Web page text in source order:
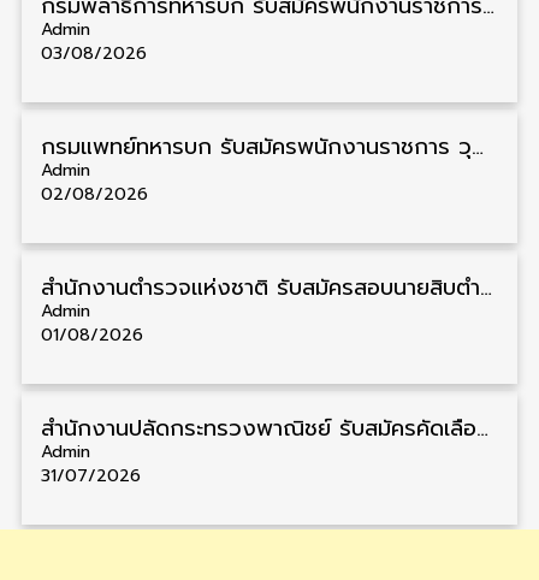
Admin
03/08/2026
กรมแพทย์ทหารบก รับสมัครพนักงานราชการ วุฒิ ม.3/ม.6/ปวช./ปวท./ปวส. 6 อัตรา รับสมัคร 3 – 7 สิงหาคม
Admin
02/08/2026
สำนักงานตำรวจแห่งชาติ รับสมัครสอบนายสิบตำรวจ วุฒิ ม.6/ปวช. 6,000 อัตรา รับสมัคร 8 – 19 สิงหาคม
Admin
01/08/2026
สำนักงานปลัดกระทรวงพาณิชย์ รับสมัครคัดเลือกพนักงานราชการ วุฒิ ปวส./ป.ตรี 11 อัตรา รับสมัคร 10 – 21 สิงหาคม
Admin
31/07/2026